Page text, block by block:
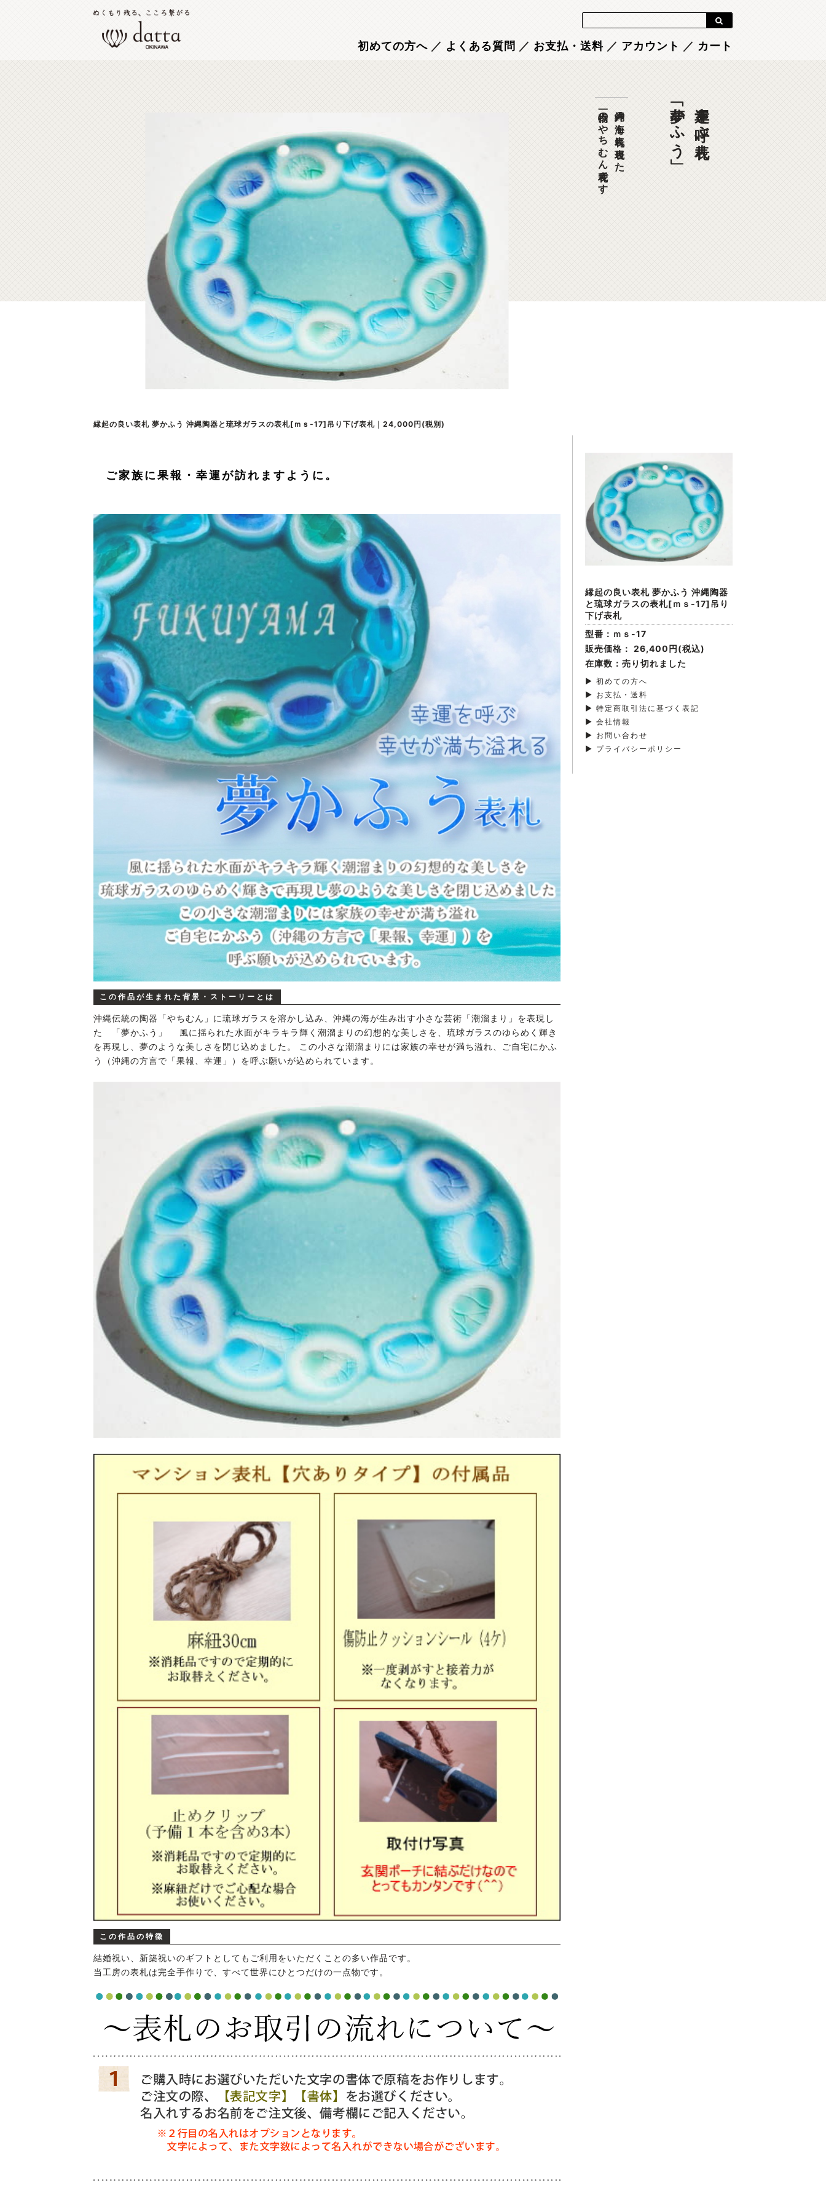
初めての方へ ／ よくある質問 ／ お支払・送料 ／ アカウント ／ カート
幸運を呼ぶ表札
「夢かふう」
沖縄の海を表札に表現した
一点物のやちむん表札です
縁起の良い表札 夢かふう 沖縄陶器と琉球ガラスの表札[ｍｓ-17]吊り下げ表札｜24,000円(税別)
ご家族に果報・幸運が訪れますように。
この作品が生まれた背景・ストーリーとは
沖縄伝統の陶器「やちむん」に琉球ガラスを溶かし込み、沖縄の海が生み出す小さな芸術「潮溜まり」を表現し
た 「夢かふう」 風に揺られた水面がキラキラ輝く潮溜まりの幻想的な美しさを、琉球ガラスのゆらめく輝き
を再現し、夢のような美しさを閉じ込めました。 この小さな潮溜まりには家族の幸せが満ち溢れ、ご自宅にかふ
う（沖縄の方言で「果報、幸運」）を呼ぶ願いが込められています。
この作品の特徴
結婚祝い、新築祝いのギフトとしてもご利用をいただくことの多い作品です。
当工房の表札は完全手作りで、すべて世界にひとつだけの一点物です。
縁起の良い表札 夢かふう 沖縄陶器
と琉球ガラスの表札[ｍｓ-17]吊り
下げ表札
型番：ｍｓ-17
販売価格： 26,400円(税込)
在庫数：売り切れました
▶ 初めての方へ
▶ お支払・送料
▶ 特定商取引法に基づく表記
▶ 会社情報
▶ お問い合わせ
▶ プライバシーポリシー